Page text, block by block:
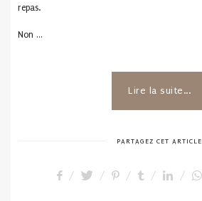
repas.
Non …
Lire la suite...
PARTAGEZ CET ARTICLE